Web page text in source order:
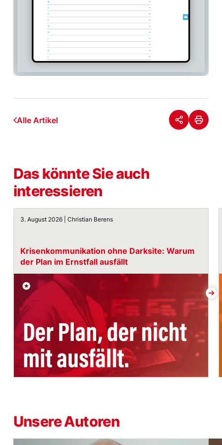
Alle Artikel
Das könnte Sie auch
interessieren
Krisenkommunikation ohne Darksite: Warum der Plan
3. August 2026 | Christian Berens
Krisenkommunikation ohne Darksite: Warum
der Plan im Ernstfall ausfällt
Unsere Autoren